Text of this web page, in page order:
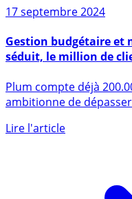
Gestion budgétaire et
pour 2026
Plum compte déjà
ambitionne de dépasser